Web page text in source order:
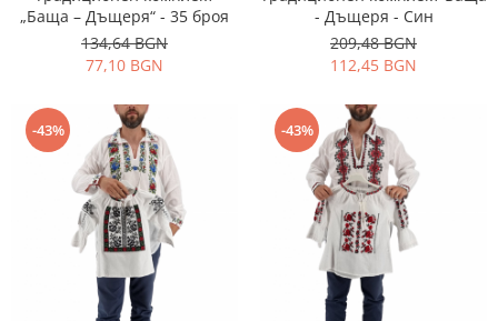
„Баща – Дъщеря“ - 35 броя
134,64 BGN
77,10 BGN
- Дъщеря - Син
209,48 BGN
112,45 BGN
-43% -43%